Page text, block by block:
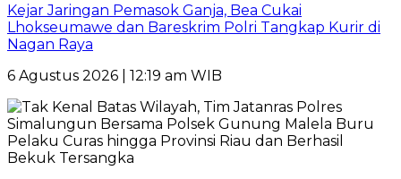
Kejar Jaringan Pemasok Ganja, Bea Cukai
Lhokseumawe dan Bareskrim Polri Tangkap Kurir di
Nagan Raya
6 Agustus 2026 | 12:19 am WIB